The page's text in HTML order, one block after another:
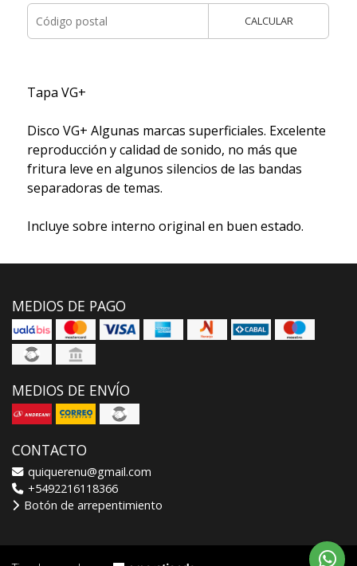
CALCULAR
Tapa VG+
Disco VG+ Algunas marcas superficiales. Excelente
reproducción y calidad de sonido, no más que
fritura leve en algunos silencios de las bandas
separadoras de temas.
Incluye sobre interno original en buen estado.
MEDIOS DE PAGO
MEDIOS DE ENVÍO
CONTACTO
quiquerenu@gmail.com
+5492216118366
Botón de arrepentimiento